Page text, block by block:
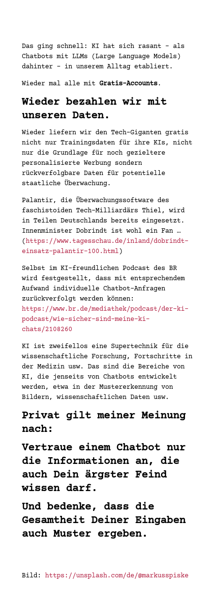
Das ging schnell: KI hat sich rasant – als
Chatbots mit LLMs (Large Language Models)
dahinter – in unserem Alltag etabliert.
Wieder mal alle mit Gratis-Accounts.
Wieder bezahlen wir mit
unseren Daten.
Wieder liefern wir den Tech-Giganten gratis
nicht nur Trainingsdaten für ihre KIs, nicht
nur die Grundlage für noch gezieltere
personalisierte Werbung sondern
rückverfolgbare Daten für potentielle
staatliche Überwachung.
Palantir, die Überwachungssoftware des
faschistoiden Tech-Milliardärs Thiel, wird
in Teilen Deutschlands bereits eingesetzt.
Innenminister Dobrindt ist wohl ein Fan …
(https://www.tagesschau.de/inland/dobrindt-
einsatz-palantir-100.html)
Selbst im KI-freundlichen Podcast des BR
wird festgestellt, dass mit entsprechendem
Aufwand individuelle Chatbot-Anfragen
zurückverfolgt werden können:
https://www.br.de/mediathek/podcast/der-ki-
podcast/wie-sicher-sind-meine-ki-
chats/2108260
KI ist zweifellos eine Supertechnik für die
wissenschaftliche Forschung, Fortschritte in
der Medizin usw. Das sind die Bereiche von
KI, die jenseits von Chatbots entwickelt
werden, etwa in der Mustererkennung von
Bildern, wissenschaftlichen Daten usw.
Privat gilt meiner Meinung
nach:
Vertraue einem Chatbot nur
die Informationen an, die
auch Dein ärgster Feind
wissen darf.
Und bedenke, dass die
Gesamtheit Deiner Eingaben
auch Muster ergeben.
Bild: https://unsplash.com/de/@markusspiske